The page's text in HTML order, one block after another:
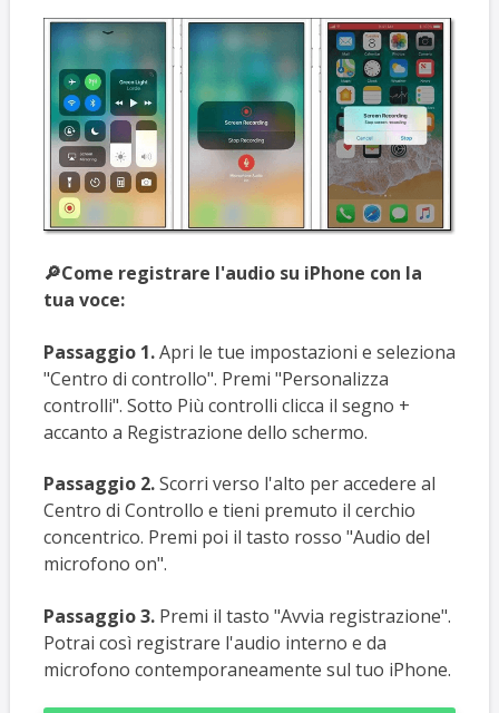
🔎Come registrare l'audio su iPhone con la
tua voce:
Passaggio 1.Apri le tue impostazioni e seleziona
"Centro di controllo". Premi "Personalizza
controlli". Sotto Più controlli clicca il segno +
accanto a Registrazione dello schermo.
Passaggio 2.Scorri verso l'alto per accedere al
Centro di Controllo e tieni premuto il cerchio
concentrico. Premi poi il tasto rosso "Audio del
microfono on".
Passaggio 3. Premi il tasto "Avvia registrazione".
Potrai così registrare l'audio interno e da
microfono contemporaneamente sul tuo iPhone.